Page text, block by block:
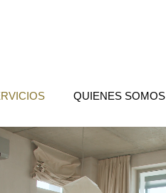
QUIENES SOMOS